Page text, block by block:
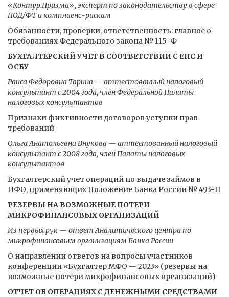
«Контур.Призма», эксперт по законодательству в сфере
ПОД/ФТ и комплаенс-рискам
Обязанности, проверки, ответственность: главное о
требованиях Федерального закона № 115-Ф
БУХГАЛТЕРСКИЙ УЧЕТ В СООТВЕТСТВИИ С ЕПС И
ОСБУ
Раиса Федоровна Тарина — аттестованный налоговый
консультант с 2004 года, член Федеральной Палаты
налоговых консультантов
Признаки фиктивности договоров уступки прав
требований
Ольга Анатольевна Внукова — аттестованный налоговый
консультант с 2008 года, член Палаты налоговых
консультантов
Бухгалтерский учет операций по выдаче займов в
НФО, применяющих Положение Банка России № 493-П
РЕЗЕРВЫ НА ВОЗМОЖНЫЕ ПОТЕРИ
МИКРОФИНАНСОВЫХ ОРГАНИЗАЦИЙ
Из первых рук — ответ Аналитического центра по
микрофинансовым организациям Банка России
О направлении ответов на вопросы участников
конференции «Бухгалтер МФО — 2023» (резервы на
возможные потери микрофинансовых организаций)
ОТЧЕТ ОБ ОПЕРАЦИЯХ С ДЕНЕЖНЫМИ СРЕДСТВАМИ